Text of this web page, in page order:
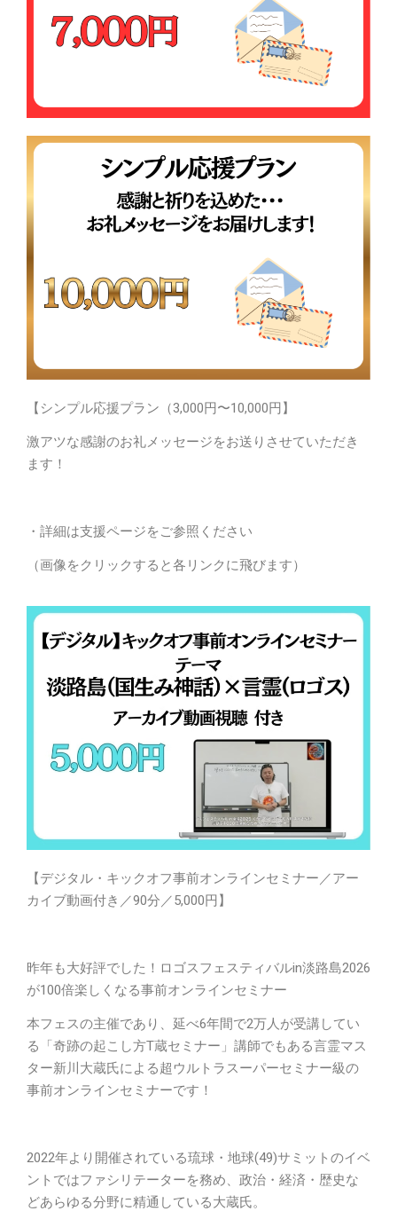
【シンプル応援プラン（3,000円〜10,000円】
激アツな感謝のお礼メッセージをお送りさせていただき
ます！
・詳細は支援ページをご参照ください
（画像をクリックすると各リンクに飛びます）
【デジタル・キックオフ事前オンラインセミナー／アー
カイブ動画付き／90分／5,000円】
昨年も大好評でした！ロゴスフェスティバルin淡路島2026
が100倍楽しくなる事前オンラインセミナー
本フェスの主催であり、延べ6年間で2万人が受講してい
る「奇跡の起こし方T蔵セミナー」講師でもある言霊マス
ター新川大蔵氏による超ウルトラスーパーセミナー級の
事前オンラインセミナーです！
2022年より開催されている琉球・地球(49)サミットのイベ
ントではファシリテーターを務め、政治・経済・歴史な
どあらゆる分野に精通している大蔵氏。